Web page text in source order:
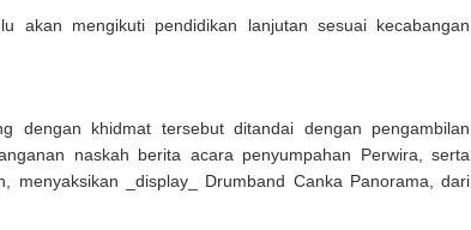
akan mengikuti pendidikan lanjutan sesuai kecabangan
dengan khidmat tersebut ditandai dengan pengambilan
naskah berita acara penyumpahan Perwira, serta
_display_ Drumband Canka Panorama, dari